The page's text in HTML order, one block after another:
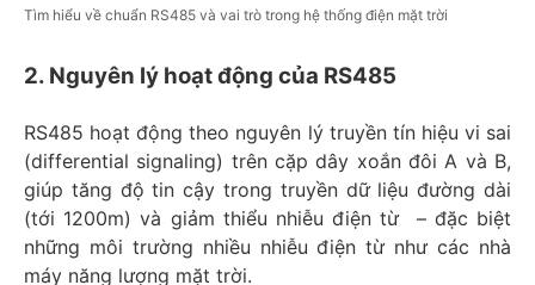
Tìm hiểu về chuẩn RS485 và vai trò trong hệ thống điện mặt trời
2. Nguyên lý hoạt động của RS485
RS485 hoạt động theo nguyên lý truyền tín hiệu vi sai
(differential signaling) trên cặp dây xoắn đôi A và B,
giúp tăng độ tin cậy trong truyền dữ liệu đường dài
(tới 1200m) và giảm thiểu nhiễu điện từ – đặc biệt
những môi trường nhiều nhiễu điện từ như các nhà
máy năng lượng mặt trời.